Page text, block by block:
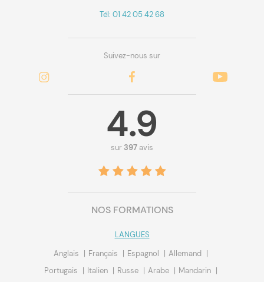
Tél: 01 42 05 42 68
Suivez-nous sur
4.9
sur397 avis
NOS FORMATIONS
LANGUES
Anglais
Français Espagnol
Allemand
Portugais
Italien Russe Arabe
Mandarin